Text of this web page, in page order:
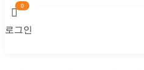
로그인